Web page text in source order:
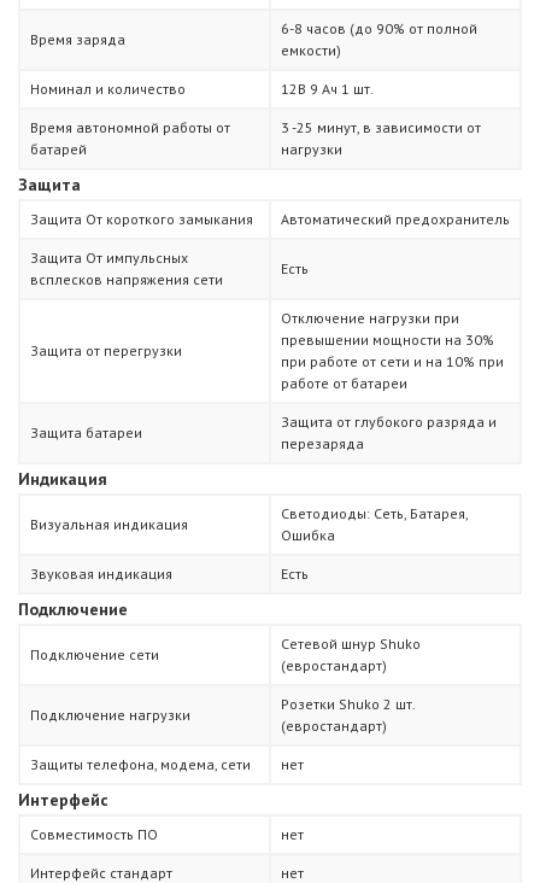
Время заряда
6-8 часов (до 90% от полной
емкости)
Номинал и количество 12В 9 Ач 1 шт.
Время автономной работы от
батарей
3 -25 минут, в зависимости от
нагрузки
Защита
Защита От короткого замыкания Автоматический предохранитель
Защита От импульсных
всплесков напряжения сети
Есть
Защита от перегрузки
Отключение нагрузки при
превышении мощности на 30%
при работе от сети и на 10% при
работе от батареи
Защита батареи
Защита от глубокого разряда и
перезаряда
Индикация
Визуальная индикация
Светодиоды: Сеть, Батарея,
Ошибка
Звуковая индикация Есть
Подключение
Подключение сети
Сетевой шнур Shuko
(евростандарт)
Подключение нагрузки
Розетки Shuko 2 шт.
(евростандарт)
Защиты телефона, модема, сети нет
Интерфейс
Совместимость ПО нет
Интерфейс стандарт нет